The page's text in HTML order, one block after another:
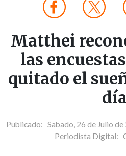
Matthei
las
quitado el
día
Publicado: Sabado, 26 de Julio de
Periodista Digital: